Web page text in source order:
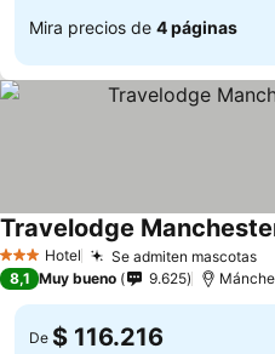
Mira precios de 4 páginas
3 Estrellas
Hotel Se admiten mascotas
Travelodge
8,1 Muy bueno 9.625
De $ 116.216